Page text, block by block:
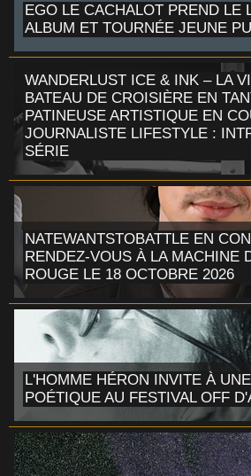
EGO LE CACHALOT PREND LE
ALBUM ET TOURNÉE JEUNE
WANDERLUST ICE & INK – LA
BATEAU DE CROISIÈRE EN
PATINEUSE ARTISTIQUE EN
JOURNALISTE LIFESTYLE :
SÉRIE
NATEWANTSTOBATTLE EN
RENDEZ-VOUS À LA MACHINE
ROUGE LE 18 OCTOBRE 2026
L'HOMME HÉRON INVITE À
POÉTIQUE AU FESTIVAL OFF